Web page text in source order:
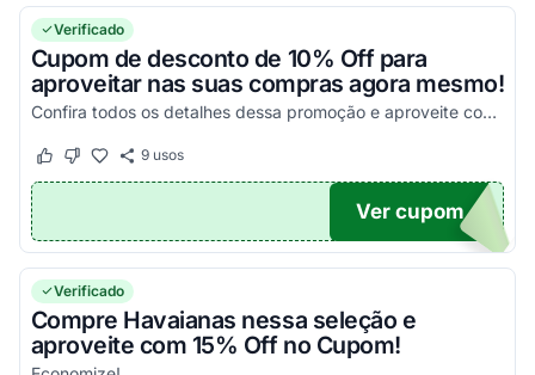
Verificado
Cupom de desconto de 10% Off para
aproveitar nas suas compras agora mesmo!
Confira todos os detalhes dessa promoção e aproveite com as melhores vantagens possíveis!
Este cupom funcionou
Este cupom não funcionou
9usos
10
Ver cupom
Verificado
Compre Havaianas nessa seleção e
aproveite com 15% Off no Cupom!